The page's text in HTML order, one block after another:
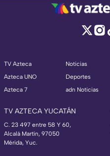
TV Azteca
Azteca UNO
Azteca 7
Noticias
Deportes
adn Noticias
TV AZTECA YUCATÁN
C. 23 497 entre 58 Y 60,
Alcalá Martín, 97050
Mérida, Yuc.